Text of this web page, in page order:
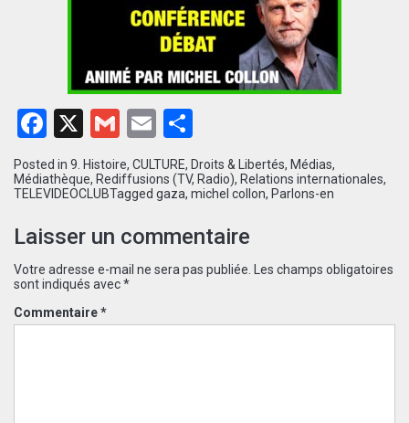
Facebook
X Gmail
Email
Posted in 9. Histoire, CULTURE, Droits & Libertés, Médias,
Médiathèque, Rediffusions (TV, Radio), Relations internationales,
TELEVIDEOCLUBTagged gaza, michel collon, Parlons-en
Laisser un commentaire
Votre adresse e-mail ne sera pas publiée.
Les champs obligatoires
sont indiqués avec*
Commentaire*